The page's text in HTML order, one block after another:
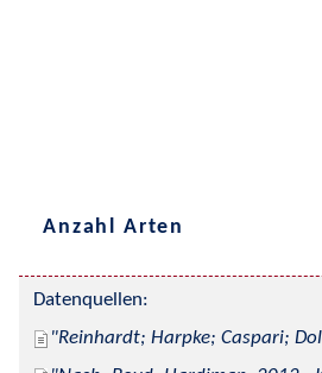
Anzahl Arten
Datenquellen:
Reinhardt; Harpke; Caspari;